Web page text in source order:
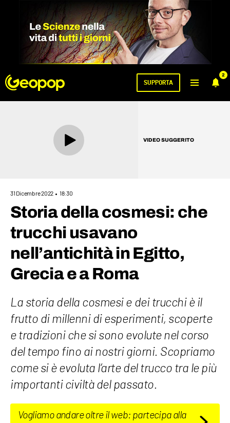
2
SUPPORTA
VIDEO SUGGERITO
31 Dicembre 2022 18:30
Storia della cosmesi: che
trucchi usavano
nell’antichità in Egitto,
Grecia e a Roma
La storia della cosmesi e dei trucchi è il
frutto di millenni di esperimenti, scoperte
e tradizioni che si sono evolute nel corso
del tempo fino ai nostri giorni. Scopriamo
come si è evoluta l’arte del trucco tra le più
importanti civiltà del passato.
Vogliamo andare oltre il web: partecipa alla